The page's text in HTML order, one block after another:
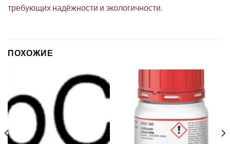
требующих надёжности и экологичности.
ПОХОЖИЕ